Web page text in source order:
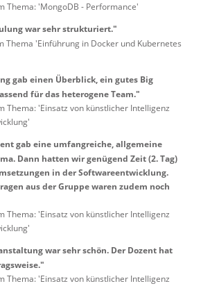
Thema: 'MongoDB - Performance'
war sehr strukturiert."
Thema 'Einführung in Docker und Kubernetes
gab einen Überblick, ein gutes Big
für das heterogene Team."
Thema: 'Einsatz von künstlicher Intelligenz
gab eine umfangreiche, allgemeine
Dann hatten wir genügend Zeit (2. Tag)
in der Softwareentwicklung.
aus der Gruppe waren zudem noch
Thema: 'Einsatz von künstlicher Intelligenz
war sehr schön. Der Dozent hat
Thema: 'Einsatz von künstlicher Intelligenz